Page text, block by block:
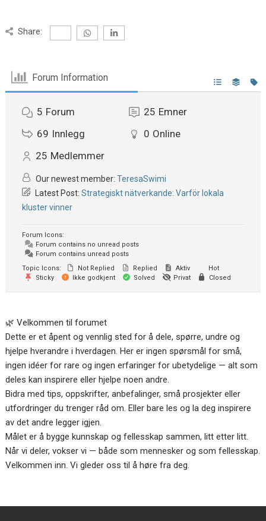
Share:
Forum Information
5 Forum 25 Emner
69 Innlegg 0 Online
25 Medlemmer
Our newest member:TeresaSwimi
Latest Post:Strategiskt nätverkande: Varför lokala
kluster vinner
Forum Icons:
Forum contains no unread posts
Forum contains unread posts
Topic Icons:
Not Replied Replied Aktiv
Hot
Sticky
Ikke godkjent Solved Privat Closed
🌿 Velkommen til forumet
Dette er et åpent og vennlig sted for å dele, spørre, undre og
hjelpe hverandre i hverdagen. Her er ingen spørsmål for små,
ingen idéer for rare og ingen erfaringer for ubetydelige — alt som
deles kan inspirere eller hjelpe noen andre.
Bidra med tips, oppskrifter, anbefalinger, små prosjekter eller
utfordringer du trenger råd om. Eller bare les og la deg inspirere
av det andre legger igjen.
Målet er å bygge kunnskap og fellesskap sammen, litt etter litt.
Når vi deler, vokser vi — både som mennesker og som fellesskap.
Velkommen inn. Vi gleder oss til å høre fra deg.
Svein Ove Omland
ONYX Hybrid Slipp-lett
Grytesett – 5 deler
Et lite løft til hele
Svein Ove Omland
Meteo‑Pi Ethernet